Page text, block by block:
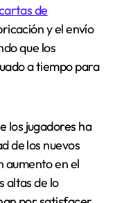
de
y el envío
que los
a tiempo para
los jugadores ha
de los nuevos
aumento en el
altas de lo